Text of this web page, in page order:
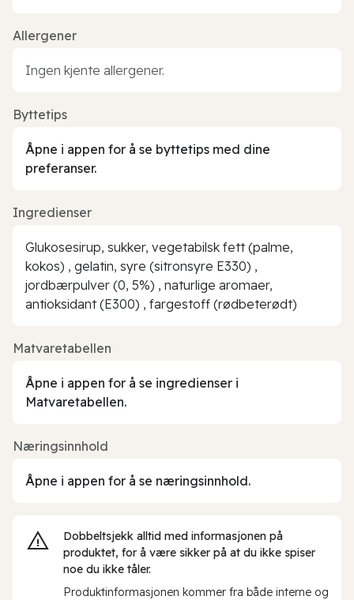
Allergener
Ingen kjente allergener.
Byttetips
Åpne i appen for å se byttetips med dine
preferanser.
Ingredienser
Glukosesirup, sukker, vegetabilsk fett (palme,
kokos) , gelatin, syre (sitronsyre E330) ,
jordbærpulver (0, 5%) , naturlige aromaer,
antioksidant (E300) , fargestoff (rødbeterødt)
Matvaretabellen
Åpne i appen for å se ingredienser i
Matvaretabellen.
Næringsinnhold
Åpne i appen for å se næringsinnhold.
Dobbeltsjekk alltid med informasjonen på
produktet, for å være sikker på at du ikke spiser
noe du ikke tåler.
Produktinformasjonen kommer fra både interne og